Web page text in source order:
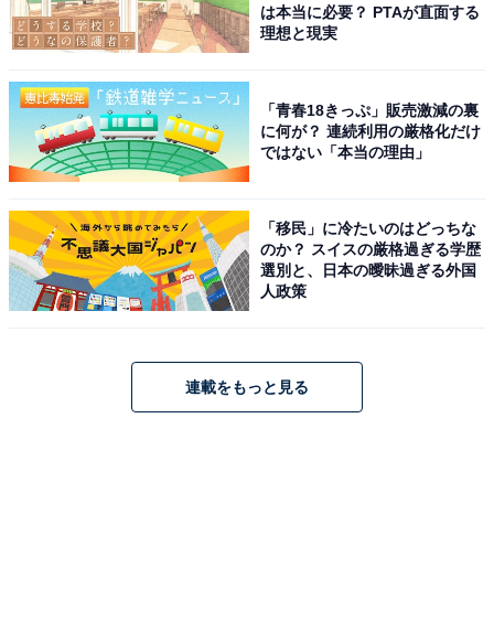
は本当に必要？ PTAが直面する
理想と現実
「青春18きっぷ」販売激減の裏
に何が？ 連続利用の厳格化だけ
ではない「本当の理由」
「移民」に冷たいのはどっちな
のか？ スイスの厳格過ぎる学歴
選別と、日本の曖昧過ぎる外国
人政策
連載をもっと見る